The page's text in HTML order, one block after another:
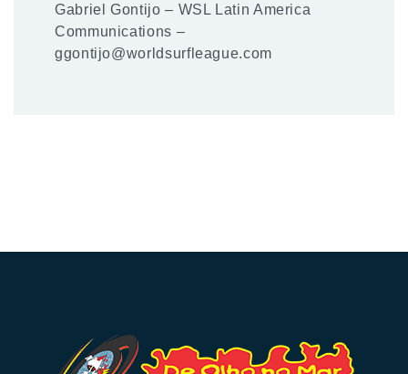
Gabriel Gontijo – WSL Latin America
Communications –
ggontijo@worldsurfleague.com